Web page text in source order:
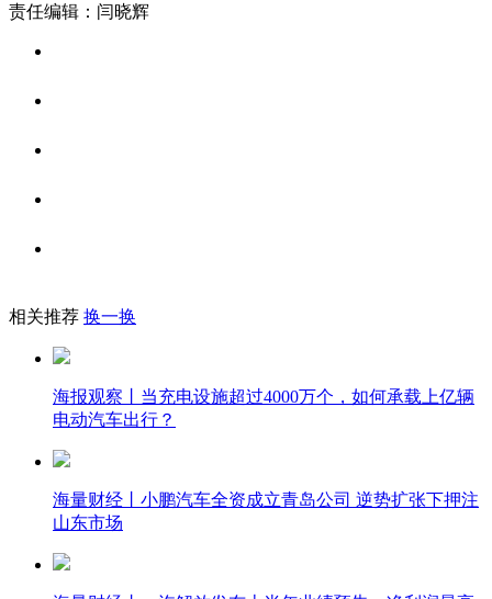
责任编辑：闫晓辉
相关推荐 换一换
海报观察丨当充电设施超过4000万个，如何承载上亿辆
电动汽车出行？
海量财经丨小鹏汽车全资成立青岛公司 逆势扩张下押注
山东市场